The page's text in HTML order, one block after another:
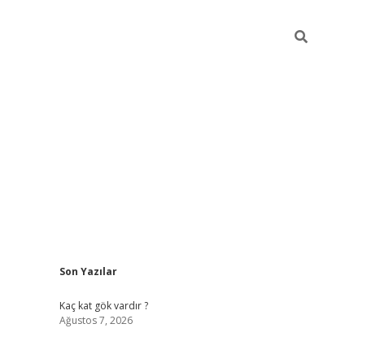
Sidebar
Son Yazılar
Kaç kat gök vardır ?
Ağustos 7, 2026